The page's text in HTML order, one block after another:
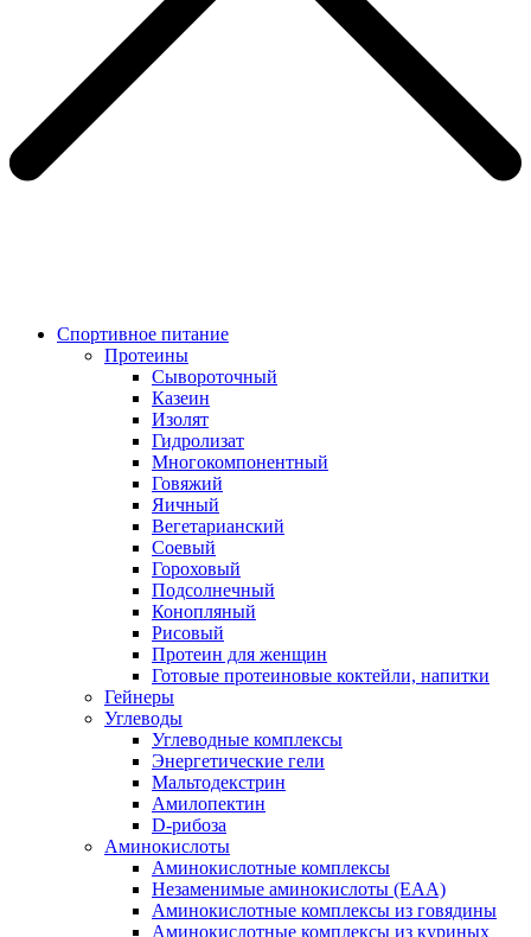
Спортивное питание
Протеины
Сывороточный
Казеин
Изолят
Гидролизат
Многокомпонентный
Говяжий
Яичный
Вегетарианский
Соевый
Гороховый
Подсолнечный
Конопляный
Рисовый
Протеин для женщин
Готовые протеиновые коктейли, напитки
Гейнеры
Углеводы
Углеводные комплексы
Энергетические гели
Мальтодекстрин
Амилопектин
D-рибоза
Аминокислоты
Аминокислотные комплексы
Незаменимые аминокислоты (EAA)
Аминокислотные комплексы из говядины
Аминокислотные комплексы из куриных